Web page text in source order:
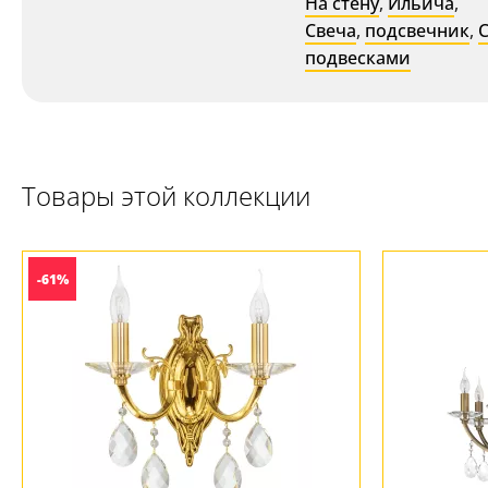
Свеча, подсвечник, С
подвесками
Товары этой коллекции
-61%